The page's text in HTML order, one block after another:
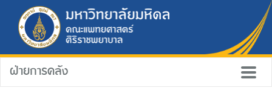
ฝ่ายการคลัง